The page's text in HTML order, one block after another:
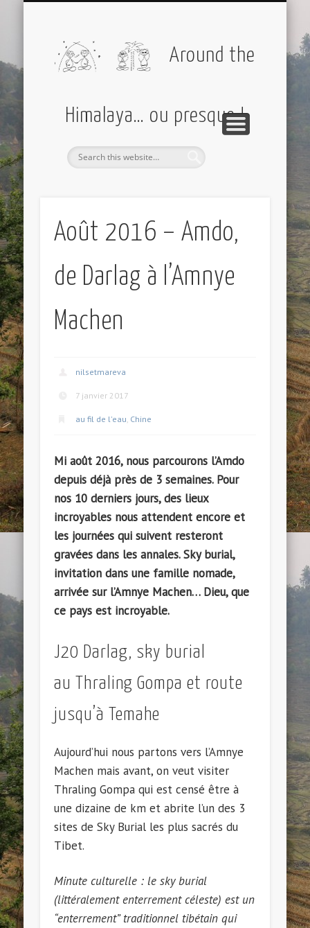
Around the
Himalaya… ou presque !
Août 2016 – Amdo,
de Darlag à l’Amnye
Machen
nilsetmareva
7 janvier 2017
au fil de l'eau, Chine
Mi août 2016, nous parcourons l’Amdo
depuis déjà près de 3 semaines. Pour
nos 10 derniers jours, des lieux
incroyables nous attendent encore et
les journées qui suivent resteront
gravées dans les annales. Sky burial,
invitation dans une famille nomade,
arrivée sur l’Amnye Machen… Dieu, que
ce pays est incroyable.
J20 Darlag, sky burial
au Thraling Gompa et route
jusqu’à Temahe
Aujourd’hui nous partons vers l’Amnye
Machen mais avant, on veut visiter
Thraling Gompa qui est censé être à
une dizaine de km et abrite l’un des 3
sites de Sky Burial les plus sacrés du
Tibet.
Minute culturelle : le sky burial
(littéralement enterrement céleste) est un
“enterrement” traditionnel tibétain qui